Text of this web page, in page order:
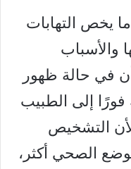
يخص التهابات
والأسباب
أن في حالة ظهور
إلى الطبيب
التشخيص
الصحي أكثر،